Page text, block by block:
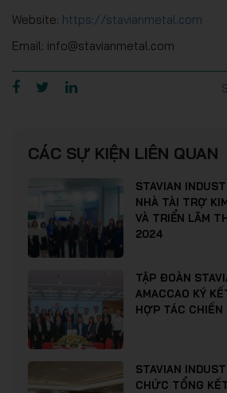
Website: https://stavianmetal.com
Email: info@stavianmetal.com
CÁC SỰ KIỆN LIÊN QUAN
STAVIAN
NHÀ TÀI TRỢ
VÀ TRIỂN LÃM
2024
TẬP ĐOÀN
AMACCAO KÝ
HỢP TÁC
STAVIAN
CHỨC TỔNG